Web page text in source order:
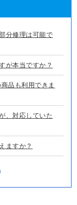
分修理は可能で
が本当ですか？
品も利用できま
、対応していた
ますか？